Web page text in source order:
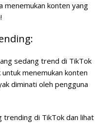
menemukan konten yang
sedang trend di TikTok
menemukan konten
diminati oleh pengguna
trending di TikTok dan lihat